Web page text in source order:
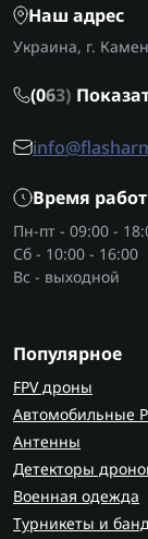
Наш адрес
Украина, г.
(063)
Время
Пн-пт - 09:00 -
Сб - 10:00 - 16:00
Вс - выходной
Популярное
FPV дроны
Автомобильные
Антенны
Детекторы
Военная одежда
Турникеты и